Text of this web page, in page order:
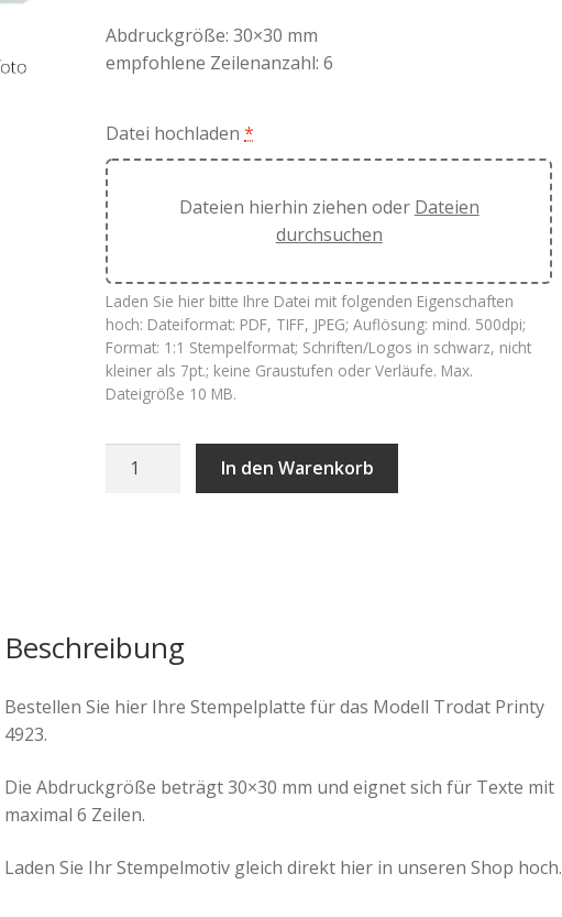
Abdruckgröße: 30×30 mm
empfohlene Zeilenanzahl: 6
Datei hochladen *
Dateien hierhin ziehen oder Dateien
durchsuchen
Laden Sie hier bitte Ihre Datei mit folgenden Eigenschaften
hoch: Dateiformat: PDF, TIFF, JPEG; Auflösung: mind. 500dpi;
Format: 1:1 Stempelformat; Schriften/Logos in schwarz, nicht
kleiner als 7pt.; keine Graustufen oder Verläufe. Max.
Dateigröße 10 MB.
Stempelplatte In den Warenkorb
Beschreibung
Bestellen Sie hier Ihre Stempelplatte für das Modell Trodat Printy
4923.
Die Abdruckgröße beträgt 30×30 mm und eignet sich für Texte mit
maximal 6 Zeilen.
Laden Sie Ihr Stempelmotiv gleich direkt hier in unseren Shop hoch.